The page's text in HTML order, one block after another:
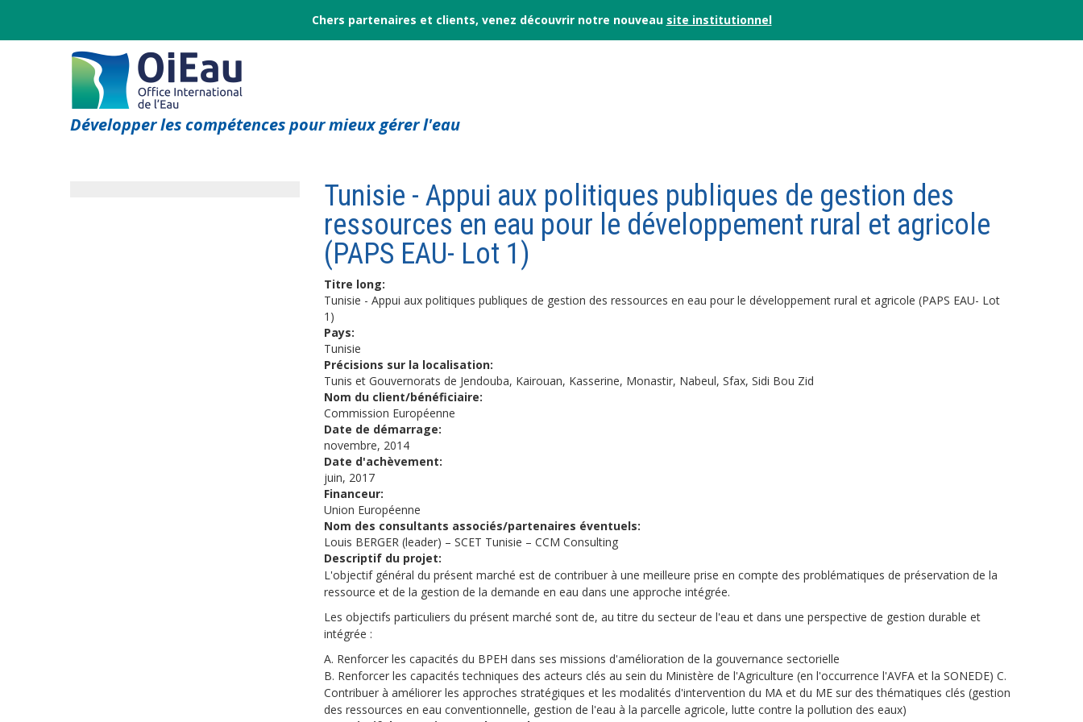
Chers partenaires et clients, venez découvrir notre nouveau site institutionnel
Développer les compétences pour mieux gérer l'eau
Tunisie - Appui aux politiques publiques de gestion des
ressources en eau pour le développement rural et agricole
(PAPS EAU- Lot 1)
Titre long:
Tunisie - Appui aux politiques publiques de gestion des ressources en eau pour le développement rural et agricole (PAPS EAU- Lot
1)
Pays:
Tunisie
Précisions sur la localisation:
Tunis et Gouvernorats de Jendouba, Kairouan, Kasserine, Monastir, Nabeul, Sfax, Sidi Bou Zid
Nom du client/bénéficiaire:
Commission Européenne
Date de démarrage:
novembre, 2014
Date d'achèvement:
juin, 2017
Financeur:
Union Européenne
Nom des consultants associés/partenaires éventuels:
Louis BERGER (leader) – SCET Tunisie – CCM Consulting
Descriptif du projet:
L'objectif général du présent marché est de contribuer à une meilleure prise en compte des problématiques de préservation de la
ressource et de la gestion de la demande en eau dans une approche intégrée.
Les objectifs particuliers du présent marché sont de, au titre du secteur de l'eau et dans une perspective de gestion durable et
intégrée :
A. Renforcer les capacités du BPEH dans ses missions d'amélioration de la gouvernance sectorielle
B. Renforcer les capacités techniques des acteurs clés au sein du Ministère de l'Agriculture (en l'occurrence l'AVFA et la SONEDE) C.
Contribuer à améliorer les approches stratégiques et les modalités d'intervention du MA et du ME sur des thématiques clés (gestion
des ressources en eau conventionnelle, gestion de l'eau à la parcelle agricole, lutte contre la pollution des eaux)